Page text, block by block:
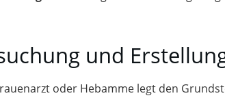
und
oder Hebamme legt den